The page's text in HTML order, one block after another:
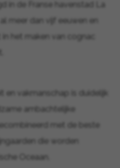
in de Franse havenstad La
meer dan vijf eeuwen en
het maken van cognac
en vakmanschap is duidelijk
ambachtelijke
met de beste
die worden
Oceaan.